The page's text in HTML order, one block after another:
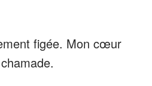
figée. Mon cœur